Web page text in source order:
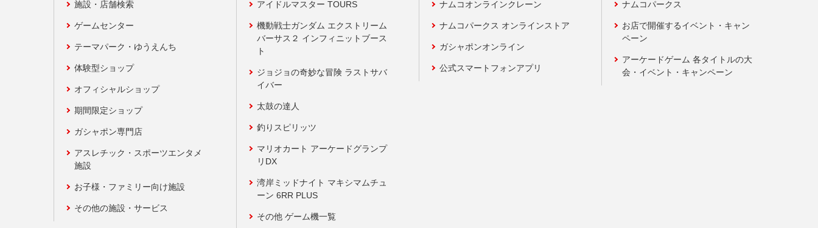
施設・店舗検索
ゲームセンター
テーマパーク・ゆうえんち
体験型ショップ
オフィシャルショップ
期間限定ショップ
ガシャポン専門店
アスレチック・スポーツエンタメ
施設
お子様・ファミリー向け施設
その他の施設・サービス
アイドルマスター TOURS
機動戦士ガンダム エクストリーム
バーサス２ インフィニットブース
ト
ジョジョの奇妙な冒険 ラストサバ
イバー
太鼓の達人
釣りスピリッツ
マリオカート アーケードグランプ
リDX
湾岸ミッドナイト マキシマムチュ
ーン 6RR PLUS
その他 ゲーム機一覧
ナムコオンラインクレーン
ナムコパークス オンラインストア
ガシャポンオンライン
公式スマートフォンアプリ
ナムコパークス
お店で開催するイベント・キャン
ペーン
アーケードゲーム 各タイトルの大
会・イベント・キャンペーン